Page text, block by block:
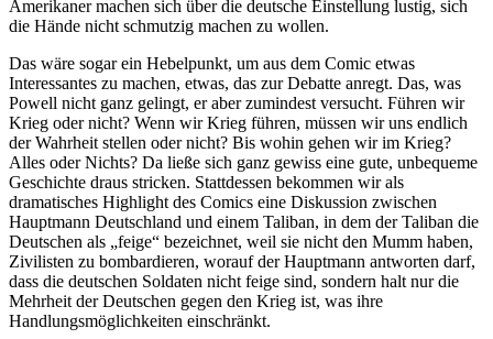
Amerikaner machen sich über die deutsche Einstellung lustig, sich
die Hände nicht schmutzig machen zu wollen.
Das wäre sogar ein Hebelpunkt, um aus dem Comic etwas
Interessantes zu machen, etwas, das zur Debatte anregt. Das, was
Powell nicht ganz gelingt, er aber zumindest versucht. Führen wir
Krieg oder nicht? Wenn wir Krieg führen, müssen wir uns endlich
der Wahrheit stellen oder nicht? Bis wohin gehen wir im Krieg?
Alles oder Nichts? Da ließe sich ganz gewiss eine gute, unbequeme
Geschichte draus stricken. Stattdessen bekommen wir als
dramatisches Highlight des Comics eine Diskussion zwischen
Hauptmann Deutschland und einem Taliban, in dem der Taliban die
Deutschen als „feige“ bezeichnet, weil sie nicht den Mumm haben,
Zivilisten zu bombardieren, worauf der Hauptmann antworten darf,
dass die deutschen Soldaten nicht feige sind, sondern halt nur die
Mehrheit der Deutschen gegen den Krieg ist, was ihre
Handlungsmöglichkeiten einschränkt.